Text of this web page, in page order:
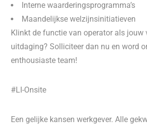
Interne waarderingsprogramma’s
Maandelijkse welzijnsinitiatieven
Klinkt de functie van operator als jouw
uitdaging? Solliciteer dan nu en word
enthousiaste team!
#LI-Onsite
Een gelijke kansen werkgever. Alle